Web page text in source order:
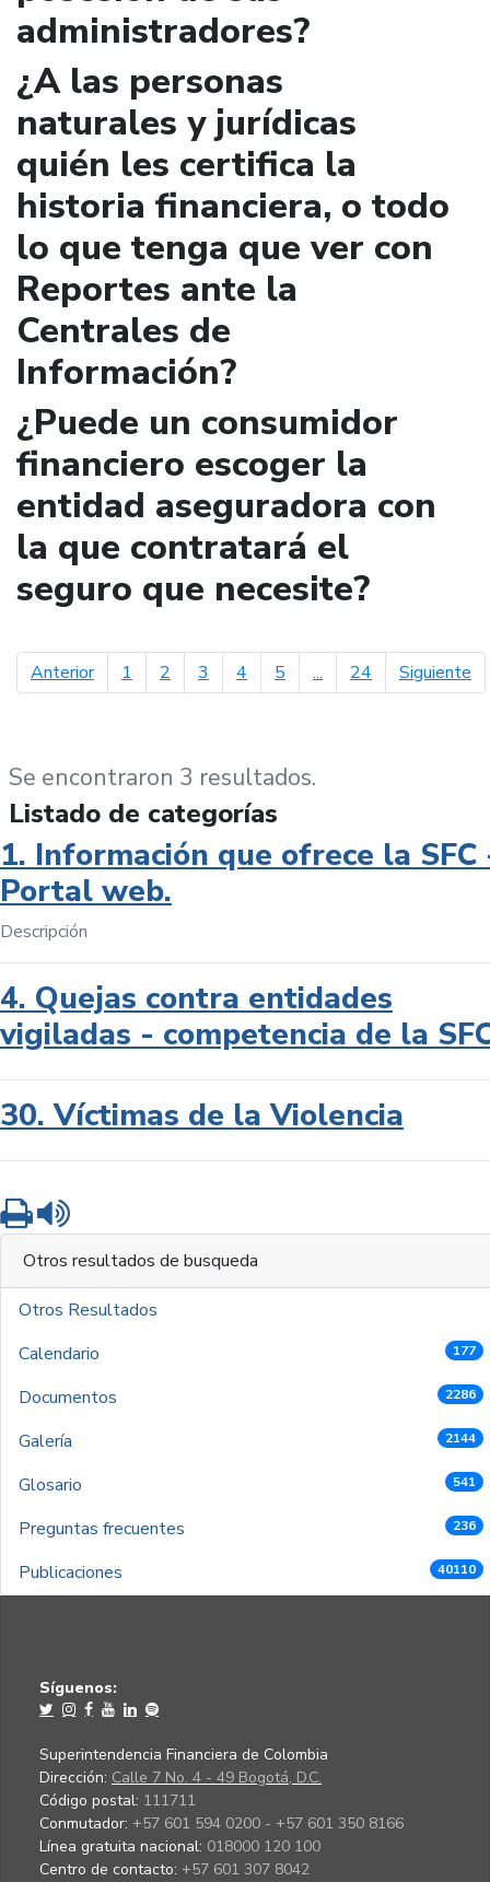
administradores?
¿A las personas
naturales y jurídicas
quién les certifica la
historia financiera, o todo
lo que tenga que ver con
Reportes ante la
Centrales de
Información?
¿Puede un consumidor
financiero escoger la
entidad aseguradora con
la que contratará el
seguro que necesite?
Anteriorpágina anterior
1 2 3 4 5 ... 24 Siguiente
Se encontraron 3 resultados.
Listado de categorías
1. Información que ofrece la SFC
Portal web.
Descripción
4. Quejas contra entidades
vigiladas - competencia de la
30. Víctimas de la Violencia
Imprimir
Otros resultados de busqueda
Otros Resultados
Calendario
177
Documentos 2286
Galería 2144
Glosario 541
Preguntas frecuentes 236
Publicaciones 40110
Síguenos:
Superintendencia Financiera de Colombia
Dirección: Calle 7 No. 4 - 49 Bogotá, D.C.
Código postal: 111711
Conmutador: +57 601 594 0200 - +57 601 350 8166
Línea gratuita nacional: 018000 120 100
Centro de contacto: +57 601 307 8042